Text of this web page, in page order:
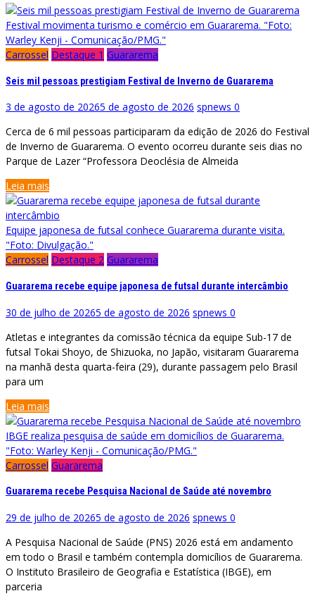
Festival movimenta turismo e comércio em Guararema. "Foto:
Warley Kenji - Comunicação/PMG."
Carrossel Destaque 1 Guararema
Seis mil pessoas prestigiam Festival de Inverno de Guararema
3 de agosto de 20265 de agosto de 2026 spnews 0
Cerca de 6 mil pessoas participaram da edição de 2026 do Festival
de Inverno de Guararema. O evento ocorreu durante seis dias no
Parque de Lazer “Professora Deoclésia de Almeida
Leia mais
Equipe japonesa de futsal conhece Guararema durante visita.
"Foto: Divulgação."
Carrossel Destaque 2 Guararema
Guararema recebe equipe japonesa de futsal durante intercâmbio
30 de julho de 20265 de agosto de 2026 spnews 0
Atletas e integrantes da comissão técnica da equipe Sub-17 de
futsal Tokai Shoyo, de Shizuoka, no Japão, visitaram Guararema
na manhã desta quarta-feira (29), durante passagem pelo Brasil
para um
Leia mais
IBGE realiza pesquisa de saúde em domicílios de Guararema.
"Foto: Warley Kenji - Comunicação/PMG."
Carrossel Guararema
Guararema recebe Pesquisa Nacional de Saúde até novembro
29 de julho de 20265 de agosto de 2026 spnews 0
A Pesquisa Nacional de Saúde (PNS) 2026 está em andamento
em todo o Brasil e também contempla domicílios de Guararema.
O Instituto Brasileiro de Geografia e Estatística (IBGE), em
parceria